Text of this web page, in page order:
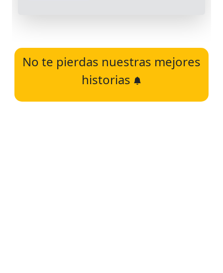
No te pierdas nuestras mejores
historias